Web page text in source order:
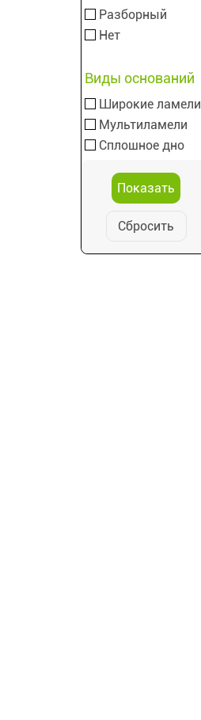
Разборный
Нет
Виды оснований
Широкие ламели
Мультиламели
Сплошное дно
Сбросить